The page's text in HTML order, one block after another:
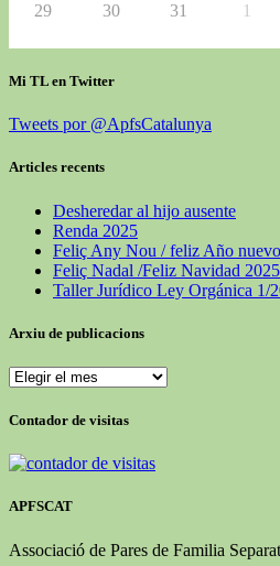
29 30 31 1
Mi TL en Twitter
Tweets por @ApfsCatalunya
Articles recents
Desheredar al hijo ausente
Renda 2025
Feliç Any Nou / feliz Año
Feliç Nadal /Feliz Navidad 2025
Taller Jurídico Ley Orgánica 1/
Arxiu de publicacions
Arxiu
publicacions
Contador de visitas
APFSCAT
Associació de Pares de Familia